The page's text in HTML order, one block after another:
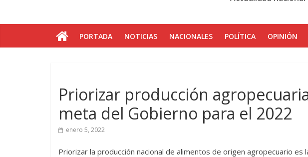
PORTADA NOTICIAS NACIONALES POLÍTICA OPINIÓN
Priorizar producción
meta del Gobierno para el 2022
enero 5, 2022
Priorizar la producción nacional de alimentos de origen agropecuario